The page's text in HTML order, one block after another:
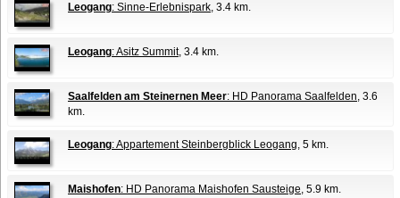
Leogang: Sinne-Erlebnispark, 3.4 km.
Leogang: Asitz Summit, 3.4 km.
Saalfelden am Steinernen Meer: HD Panorama Saalfelden, 3.6
km.
Leogang: Appartement Steinbergblick Leogang, 5 km.
Maishofen: HD Panorama Maishofen Sausteige, 5.9 km.